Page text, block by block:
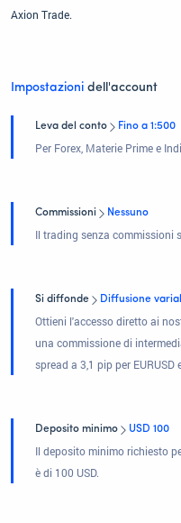
Axion Trade.
Impostazioni dell'account
Leva del conto Fino a 1:500
Per Forex, Materie Prime e
Commissioni Nessuno
Il trading senza commissioni
Si diffonde Diffusione
Ottieni l'accesso diretto ai
una commissione di
spread a 3,1 pip per EURUSD
Deposito minimo USD 100
Il deposito minimo richiesto
è di 100 USD.